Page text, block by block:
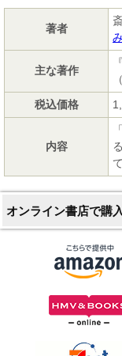
著者
主な著作
『
税込価格
内容
オンライン書店で購